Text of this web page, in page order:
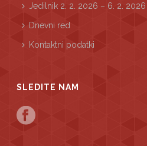
Jedilnik 2. 2. 2026 – 6. 2. 2026
Dnevni red
Kontaktni podatki
SLEDITE NAM